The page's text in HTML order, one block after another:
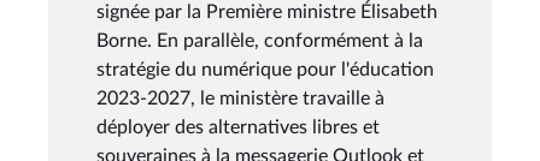
signée par la Première ministre Élisabeth
Borne. En parallèle, conformément à la
stratégie du numérique pour l'éducation
2023-2027, le ministère travaille à
déployer des alternatives libres et
souveraines à la messagerie Outlook et